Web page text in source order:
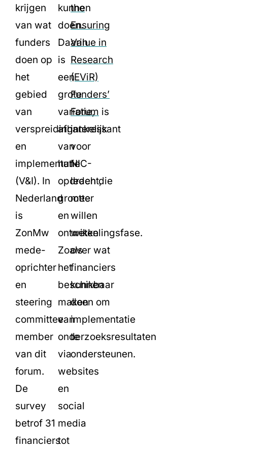
krijgen
van wat
funders
doen op
het
gebied
van
verspreiding
en
implementatie
(V&I). In
Nederland
is
ZonMw
mede-
oprichter
en
steering
committee
member
van dit
forum.
De
survey
betrof 31
financiers
kunnen
doen.
Daarin
is
een
grote
variatie,
afhankelijk
van
hun
opdracht,
grootte
en
ontwikkelingsfase.
Zoals
het
beschikbaar
maken
van
onderzoeksresultaten
via
websites
en
social
media
tot
the
Ensuring
Value in
Research
(EViR)
Funders’
Forum is
interessant
voor
NIC-
leden die
meer
willen
weten
over wat
financiers
kunnen
doen om
implementatie
te
ondersteunen.